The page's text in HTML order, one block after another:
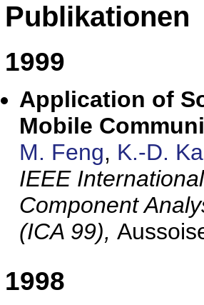
Publikationen
1999
Application of
Mobile
M. Feng, K.-D.
IEEE
Component
(ICA 99),
1998